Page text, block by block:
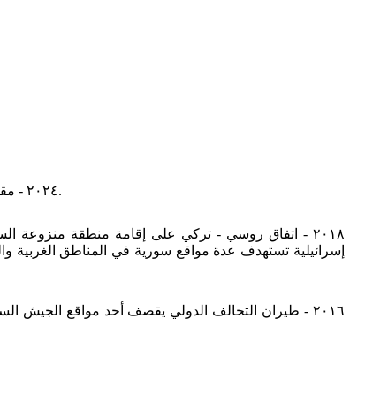
٢٠٢٤ - مقتل ٣٧ شخصا على الأقل وإصابة ما يزيد عن ٣,٤٠٠ آخرين جراء انفجارات أجهزة نداء يستخدمها عناصر وقياديون من حزب الله في لبنان وسورية.
إسرائيلية تستهدف عدة مواقع سورية في المناطق
٢٠١٦ - طيران التحالف الدولي يقصف أحد مواقع